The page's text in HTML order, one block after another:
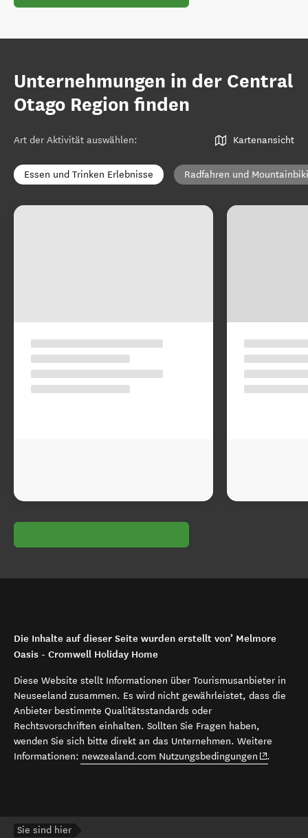
Unternehmungen in der Central
Otago Region finden
Art der Aktivität auswählen: Kartenansicht
Essen und Trinken Erlebnisse Radfahren und
Die Inhalte auf dieser Seite wurden erstellt von’ Melmore
Oasis - Cromwell Holiday Home
Diese Website stellt Informationen über Tourismusanbieter in
Neuseeland zusammen. Es wird nicht gewährleistet, dass die
Anbieter bestimmte Qualitätsstandards oder
Rechtsvorschriften einhalten. Sollten Sie Fragen haben,
wenden Sie sich bitte direkt an das Unternehmen. Weitere
Informationen: newzealand.com Nutzungsbedingungen (opens in
.
Sie sind hier